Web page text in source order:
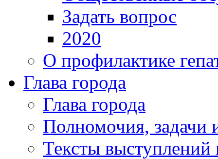
Задать вопрос
2020
О профилактике
Глава города
Глава города
Полномочия, задачи
Тексты выступлений